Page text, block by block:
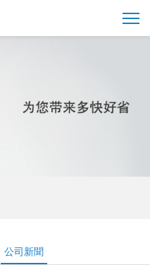
公司新聞